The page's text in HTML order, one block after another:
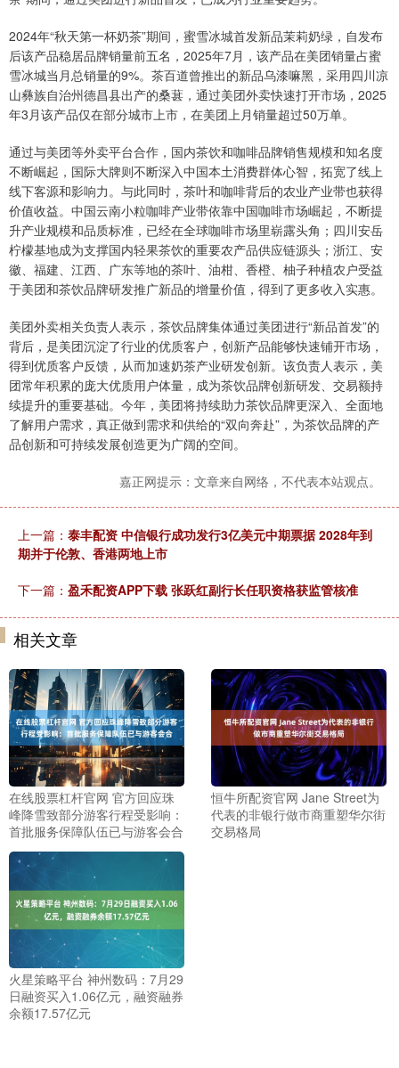
2024年“秋天第一杯奶茶”期间，蜜雪冰城首发新品茉莉奶绿，自发布
后该产品稳居品牌销量前五名，2025年7月，该产品在美团销量占蜜
雪冰城当月总销量的9%。茶百道曾推出的新品乌漆嘛黑，采用四川凉
山彝族自治州德昌县出产的桑葚，通过美团外卖快速打开市场，2025
年3月该产品仅在部分城市上市，在美团上月销量超过50万单。
通过与美团等外卖平台合作，国内茶饮和咖啡品牌销售规模和知名度
不断崛起，国际大牌则不断深入中国本土消费群体心智，拓宽了线上
线下客源和影响力。与此同时，茶叶和咖啡背后的农业产业带也获得
价值收益。中国云南小粒咖啡产业带依靠中国咖啡市场崛起，不断提
升产业规模和品质标准，已经在全球咖啡市场里崭露头角；四川安岳
柠檬基地成为支撑国内轻果茶饮的重要农产品供应链源头；浙江、安
徽、福建、江西、广东等地的茶叶、油柑、香橙、柚子种植农户受益
于美团和茶饮品牌研发推广新品的增量价值，得到了更多收入实惠。
美团外卖相关负责人表示，茶饮品牌集体通过美团进行“新品首发”的
背后，是美团沉淀了行业的优质客户，创新产品能够快速铺开市场，
得到优质客户反馈，从而加速奶茶产业研发创新。该负责人表示，美
团常年积累的庞大优质用户体量，成为茶饮品牌创新研发、交易额持
续提升的重要基础。今年，美团将持续助力茶饮品牌更深入、全面地
了解用户需求，真正做到需求和供给的“双向奔赴”，为茶饮品牌的产
品创新和可持续发展创造更为广阔的空间。
嘉正网提示：文章来自网络，不代表本站观点。
上一篇： 泰丰配资 中信银行成功发行3亿美元中期票据 2028年到
期并于伦敦、香港两地上市
下一篇： 盈禾配资APP下载 张跃红副行长任职资格获监管核准
相关文章
在线股票杠杆官网 官方回应珠
峰降雪致部分游客行程受影响：
首批服务保障队伍已与游客会合
恒牛所配资官网 Jane Street为
代表的非银行做市商重塑华尔街
交易格局
火星策略平台 神州数码：7月29
日融资买入1.06亿元，融资融券
余额17.57亿元